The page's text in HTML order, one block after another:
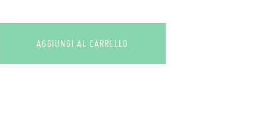
AGGIUNGI AL CARRELLO